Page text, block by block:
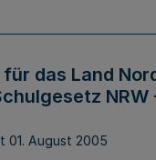
das Land
NRW
01. August 2005